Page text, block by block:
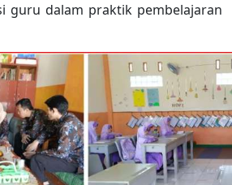
guru dalam praktik pembelajaran